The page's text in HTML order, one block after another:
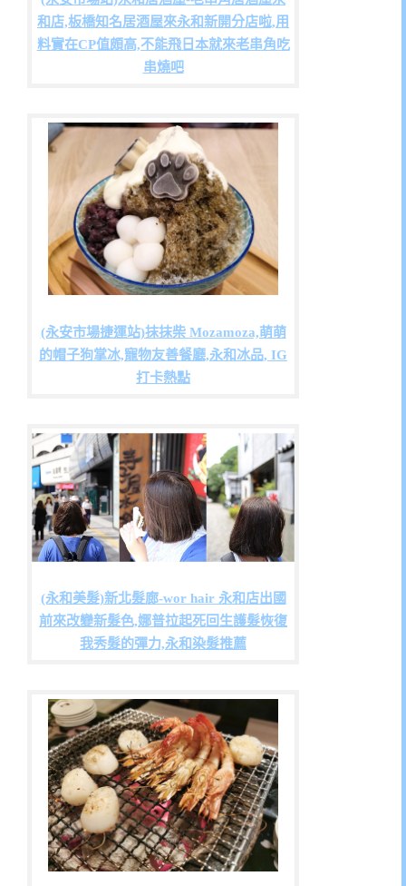
和店,板橋知名居酒屋來永和新開分店啦,用
料實在CP值頗高,不能飛日本就來老串角吃
串燒吧
(永安市場捷運站)抹抹柴 Mozamoza,萌萌
的帽子狗掌冰,寵物友善餐廳,永和冰品, IG
打卡熱點
(永和美髮)新北髮廊-wor hair 永和店出國
前來改變新髮色,娜普拉起死回生護髮恢復
我秀髮的彈力,永和染髮推薦